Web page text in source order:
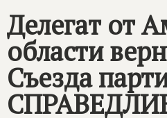
Делегат от
области
Съезда